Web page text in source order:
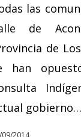
las
de
de
han
gobierno…
09/2014